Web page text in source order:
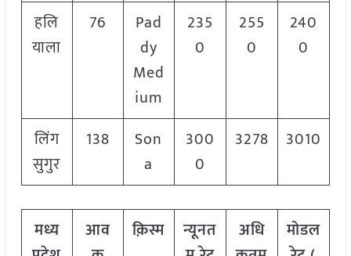
हलि
याला
76
Pad
dy
Med
ium
235
0
255
0
240
0
लिंग
सुगुर
138
Son
a
300
0
3278 3010
मध्य
आव
क़िस्म
न्यूनत
अधि
मोडल